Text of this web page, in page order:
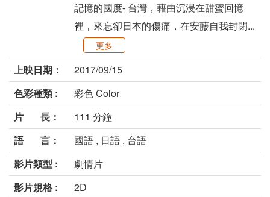
記憶的國度- 台灣，藉由沉浸在甜蜜回憶
裡，來忘卻日本的傷痛，在安藤自我封閉...
更多
上映日期：
2017/09/15
色彩種類 :
彩色 Color
片 長：
111 分鐘
語 言：
國語 , 日語 , 台語
影片類型 :
劇情片
影片規格 :
2D